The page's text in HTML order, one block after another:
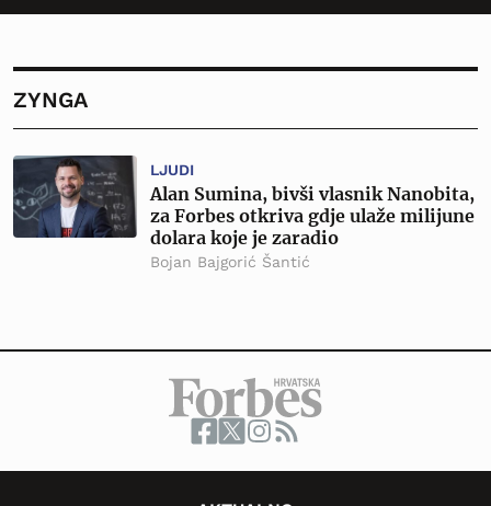
ZYNGA
LJUDI
Alan Sumina, bivši vlasnik Nanobita,
za Forbes otkriva gdje ulaže milijune
dolara koje je zaradio
Bojan Bajgorić Šantić